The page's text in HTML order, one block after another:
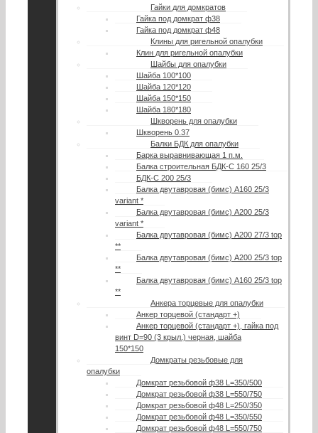
Гайки для домкратов
Гайка под домкрат ф38
Гайка под домкрат ф48
Клины для ригельной опалубки
Клин для ригельной опалубки
Шайбы для опалубки
Шайба 100*100
Шайба 120*120
Шайба 150*150
Шайба 180*180
Шкворень для опалубки
Шкворень 0.37
Балки БДК для опалубки
Барка выравнивающая 1 п.м.
Балка строительная БДК-С 160 25/3
БДК-С 200 25/3
Балка двутавровая (бимс) А160 25/3
variant *
Балка двутавровая (бимс) А200 25/3
variant *
Балка двутавровая (бимс) А200 27/3 top
**
Балка двутавровая (бимс) A200 25/3 top
**
Балка двутавровая (бимс) A160 25/3 top
**
Анкера торцевые для опалубки
Анкер торцевой (стандарт +)
Анкер торцевой (стандарт +), гайка под
винт D=90 (3 крыл.) черная, шайба
150*150
Домкраты резьбовые для
опалубки
Домкрат резьбовой ф38 L=350/500
Домкрат резьбовой ф38 L=550/750
Домкрат резьбовой ф48 L=250/350
Домкрат резьбовой ф48 L=350/550
Домкрат резьбовой ф48 L=550/750